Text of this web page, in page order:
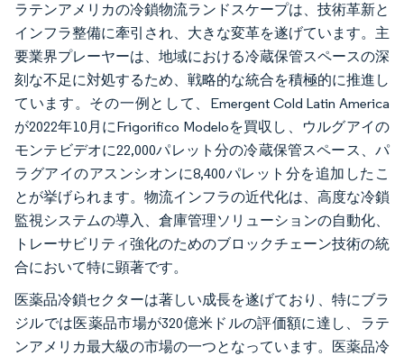
ラテンアメリカの冷鎖物流ランドスケープは、技術革新と
インフラ整備に牽引され、大きな変革を遂げています。主
要業界プレーヤーは、地域における冷蔵保管スペースの深
刻な不足に対処するため、戦略的な統合を積極的に推進し
ています。その一例として、Emergent Cold Latin America
が2022年10月にFrigorifico Modeloを買収し、ウルグアイの
モンテビデオに22,000パレット分の冷蔵保管スペース、パ
ラグアイのアスンシオンに8,400パレット分を追加したこ
とが挙げられます。物流インフラの近代化は、高度な冷鎖
監視システムの導入、倉庫管理ソリューションの自動化、
トレーサビリティ強化のためのブロックチェーン技術の統
合において特に顕著です。
医薬品冷鎖セクターは著しい成長を遂げており、特にブラ
ジルでは医薬品市場が320億米ドルの評価額に達し、ラテ
ンアメリカ最大級の市場の一つとなっています。医薬品冷